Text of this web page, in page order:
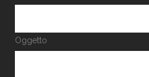
Oggetto